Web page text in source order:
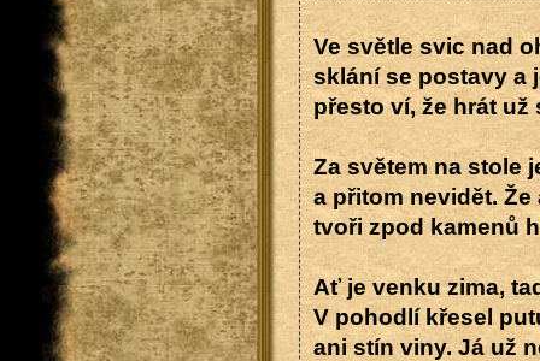
Ve světle svic nad
sklání se postavy a
přesto ví, že hrát
Za světem na stole
a přitom nevidět.
tvoři zpod kamenů
Ať je venku zima,
V pohodlí křesel
ani stín viny. Já už